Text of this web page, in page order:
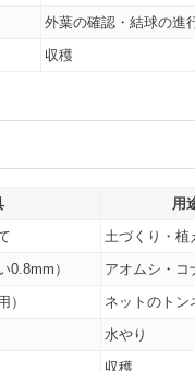
外葉の確認・結球の進
収穫
用
土づくり・植
0.8mm）
アオムシ・コ
）
ネットのトン
水やり
収穫